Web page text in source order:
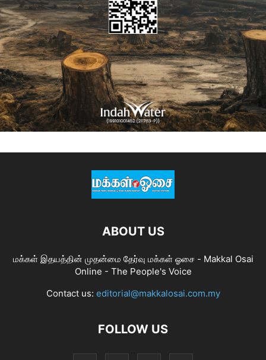
ABOUT US
மக்கள் இதயத்தின் முதன்மை தேர்வு மக்கள் ஓசை - Makkal Osai
Online - The People's Voice
Contact us: editorial@makkalosai.com.my
FOLLOW US